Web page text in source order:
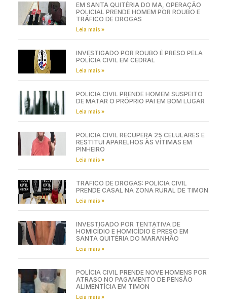
EM SANTA QUITÉRIA DO MA, OPERAÇÃO
POLICIAL PRENDE HOMEM POR ROUBO E
TRÁFICO DE DROGAS
Leia mais »
INVESTIGADO POR ROUBO É PRESO PELA
POLÍCIA CIVIL EM CEDRAL
Leia mais »
POLÍCIA CIVIL PRENDE HOMEM SUSPEITO
DE MATAR O PRÓPRIO PAI EM BOM LUGAR
Leia mais »
POLÍCIA CIVIL RECUPERA 25 CELULARES E
RESTITUI APARELHOS ÀS VÍTIMAS EM
PINHEIRO
Leia mais »
TRÁFICO DE DROGAS: POLÍCIA CIVIL
PRENDE CASAL NA ZONA RURAL DE TIMON
Leia mais »
INVESTIGADO POR TENTATIVA DE
HOMICÍDIO E HOMICÍDIO É PRESO EM
SANTA QUITÉRIA DO MARANHÃO
Leia mais »
POLÍCIA CIVIL PRENDE NOVE HOMENS POR
ATRASO NO PAGAMENTO DE PENSÃO
ALIMENTÍCIA EM TIMON
Leia mais »